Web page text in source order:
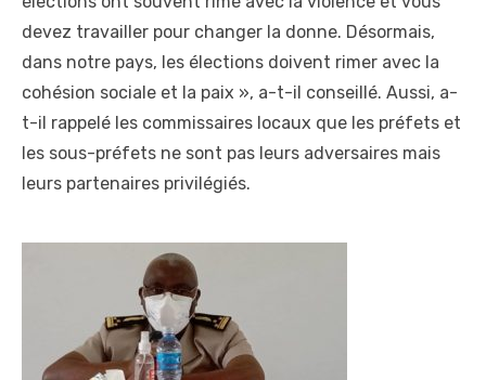
devez travailler pour changer la donne. Désormais,
dans notre pays, les élections doivent rimer avec la
cohésion sociale et la paix », a-t-il conseillé. Aussi, a-
t-il rappelé les commissaires locaux que les préfets et
les sous-préfets ne sont pas leurs adversaires mais
leurs partenaires privilégiés.